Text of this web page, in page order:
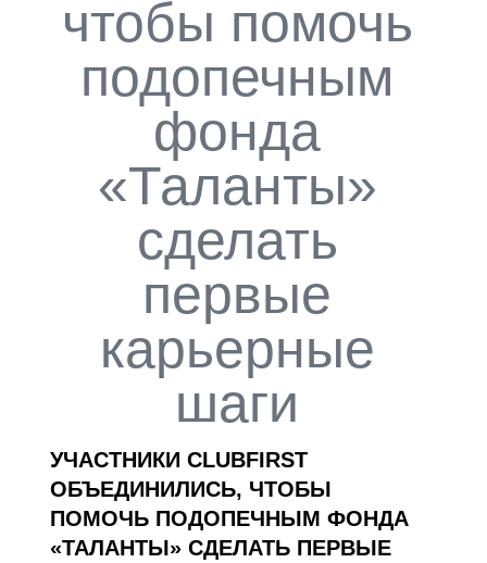
чтобы помочь
подопечным
фонда
«Таланты»
сделать
первые
карьерные
шаги
УЧАСТНИКИ CLUBFIRST
ОБЪЕДИНИЛИСЬ, ЧТОБЫ
ПОМОЧЬ ПОДОПЕЧНЫМ ФОНДА
«ТАЛАНТЫ» СДЕЛАТЬ ПЕРВЫЕ